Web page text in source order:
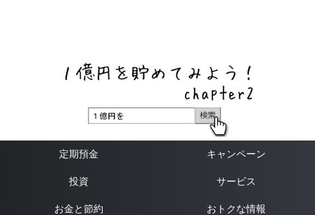
定期預金 キャンペーン
投資 サービス
お金と節約 おトクな情報